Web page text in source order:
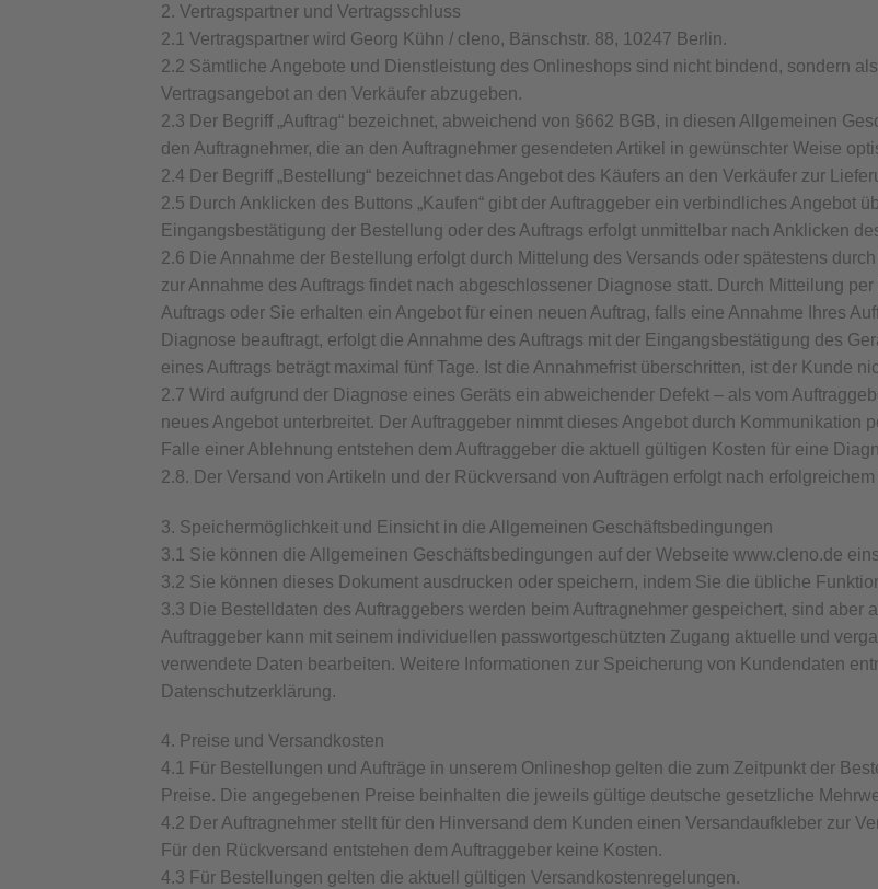
2. Vertragspartner und Vertragsschluss
2.1 Vertragspartner wird Georg Kühn / cleno, Bänschstr. 88, 10247 Berlin.
2.2 Sämtliche Angebote und Dienstleistung des Onlineshops sind nicht bindend, sondern
Vertragsangebot an den Verkäufer abzugeben.
2.3 Der Begriff „Auftrag“ bezeichnet, abweichend von §662 BGB, in diesen Allgemeinen
den Auftragnehmer, die an den Auftragnehmer gesendeten Artikel in gewünschter Weise
2.4 Der Begriff „Bestellung“ bezeichnet das Angebot des Käufers an den Verkäufer zur
2.5 Durch Anklicken des Buttons „Kaufen“ gibt der Auftraggeber ein verbindliches Angebot
Eingangsbestätigung der Bestellung oder des Auftrags erfolgt unmittelbar nach Anklicken
2.6 Die Annahme der Bestellung erfolgt durch Mittelung des Versands oder spätestens
zur Annahme des Auftrags findet nach abgeschlossener Diagnose statt. Durch Mitteilung
Auftrags oder Sie erhalten ein Angebot für einen neuen Auftrag, falls eine Annahme Ihres
Diagnose beauftragt, erfolgt die Annahme des Auftrags mit der Eingangsbestätigung des
eines Auftrags beträgt maximal fünf Tage. Ist die Annahmefrist überschritten, ist der Kunde
2.7 Wird aufgrund der Diagnose eines Geräts ein abweichender Defekt – als vom
neues Angebot unterbreitet. Der Auftraggeber nimmt dieses Angebot durch Kommunikation
Falle einer Ablehnung entstehen dem Auftraggeber die aktuell gültigen Kosten für eine
2.8. Der Versand von Artikeln und der Rückversand von Aufträgen erfolgt nach
3. Speichermöglichkeit und Einsicht in die Allgemeinen Geschäftsbedingungen
3.1 Sie können die Allgemeinen Geschäftsbedingungen auf der Webseite www.cleno.de
3.2 Sie können dieses Dokument ausdrucken oder speichern, indem Sie die übliche
3.3 Die Bestelldaten des Auftraggebers werden beim Auftragnehmer gespeichert, sind aber
Auftraggeber kann mit seinem individuellen passwortgeschützten Zugang aktuelle und
verwendete Daten bearbeiten. Weitere Informationen zur Speicherung von Kundendaten
Datenschutzerklärung.
4. Preise und Versandkosten
4.1 Für Bestellungen und Aufträge in unserem Onlineshop gelten die zum Zeitpunkt der
Preise. Die angegebenen Preise beinhalten die jeweils gültige deutsche gesetzliche
4.2 Der Auftragnehmer stellt für den Hinversand dem Kunden einen Versandaufkleber zur
Für den Rückversand entstehen dem Auftraggeber keine Kosten.
4.3 Für Bestellungen gelten die aktuell gültigen Versandkostenregelungen.